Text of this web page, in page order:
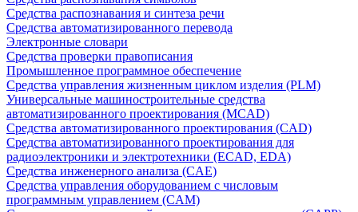
Средства распознавания и синтеза речи
Средства автоматизированного перевода
Электронные словари
Средства проверки правописания
Промышленное программное обеспечение
Средства управления жизненным циклом изделия (PLM)
Универсальные машиностроительные средства
автоматизированного проектирования (MCAD)
Средства автоматизированного проектирования (CAD)
Средства автоматизированного проектирования для
радиоэлектроники и электротехники (ECAD, EDA)
Средства инженерного анализа (CAE)
Средства управления оборудованием с числовым
программным управлением (CAM)